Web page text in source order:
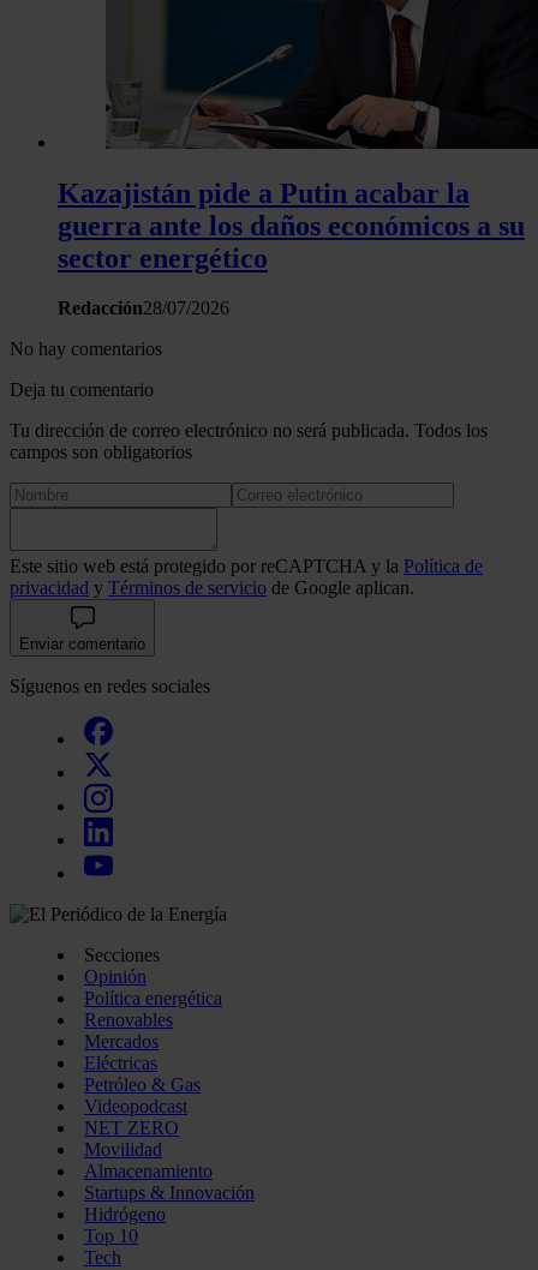
Kazajistán pide a Putin acabar la
guerra ante los daños económicos a su
sector energético
Redacción28/07/2026
No hay comentarios
Deja tu comentario
Tu dirección de correo electrónico no será publicada. Todos los
campos son obligatorios
Este sitio web está protegido por reCAPTCHA y la Política de
privacidad y Términos de servicio de Google aplican.
Enviar comentario
Síguenos en redes sociales
Secciones
Opinión
Política energética
Renovables
Mercados
Eléctricas
Petróleo & Gas
Videopodcast
NET ZERO
Movilidad
Almacenamiento
Startups & Innovación
Hidrógeno
Top 10
Tech